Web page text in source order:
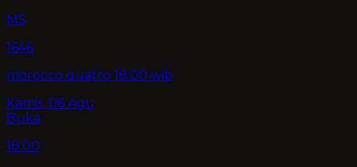
MS
1646
morocco quatro 18:00 wib
Kamis, 06 Agu
Buka
18.00